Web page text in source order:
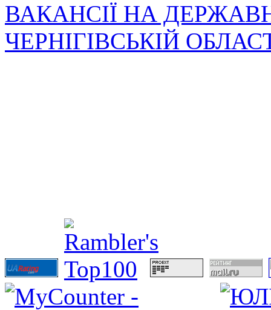
ВАКАНСІЇ НА
ЧЕРНІГІВСЬКІЙ